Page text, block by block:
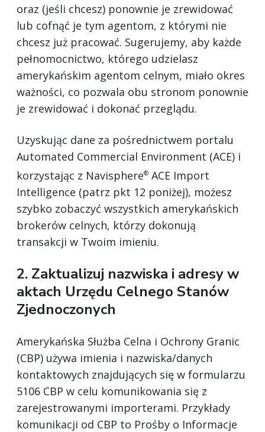
oraz (jeśli chcesz) ponownie je zrewidować
lub cofnąć je tym agentom, z którymi nie
chcesz już pracować. Sugerujemy, aby każde
pełnomocnictwo, którego udzielasz
amerykańskim agentom celnym, miało okres
ważności, co pozwala obu stronom ponownie
je zrewidować i dokonać przeglądu.
Uzyskując dane za pośrednictwem portalu
Automated Commercial Environment (ACE) i
korzystając z Navisphere® ACE Import
Intelligence (patrz pkt 12 poniżej), możesz
szybko zobaczyć wszystkich amerykańskich
brokerów celnych, którzy dokonują
transakcji w Twoim imieniu.
2. Zaktualizuj nazwiska i adresy w
aktach Urzędu Celnego Stanów
Zjednoczonych
Amerykańska Służba Celna i Ochrony Granic
(CBP) używa imienia i nazwiska/danych
kontaktowych znajdujących się w formularzu
5106 CBP w celu komunikowania się z
zarejestrowanymi importerami. Przykłady
komunikacji od CBP to Prośby o Informacje